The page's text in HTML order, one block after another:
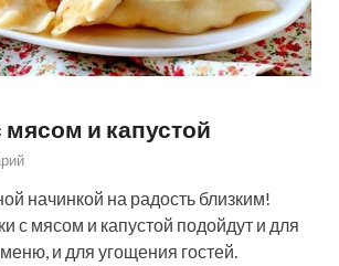
и капустой
начинкой на радость близким!
с мясом и капустой подойдут и для
и для угощения гостей.